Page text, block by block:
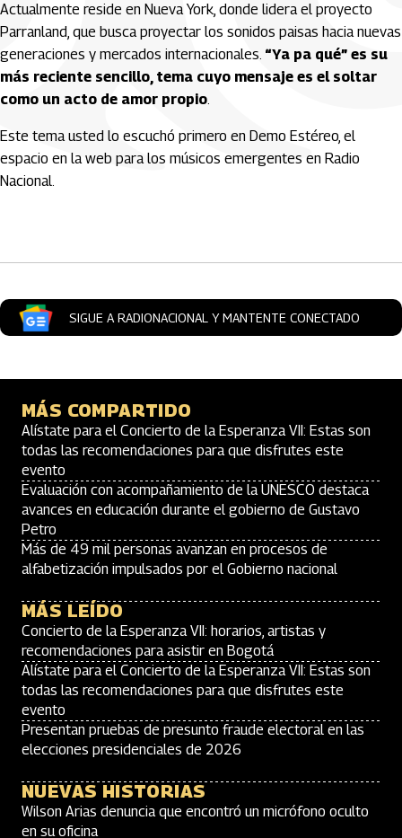
Actualmente reside en Nueva York, donde lidera el proyecto
Parranland, que busca proyectar los sonidos paisas hacia nuevas
generaciones y mercados internacionales. “Ya pa qué” es su
más reciente sencillo, tema cuyo mensaje es el soltar
como un acto de amor propio.
Este tema usted lo escuchó primero en Demo Estéreo, el
espacio en la web para los músicos emergentes en Radio
Nacional.
SIGUE A RADIONACIONAL Y MANTENTE CONECTADO
MÁS COMPARTIDO
Alístate para el Concierto de la Esperanza VII: Estas son
todas las recomendaciones para que disfrutes este
evento
Evaluación con acompañamiento de la UNESCO destaca
avances en educación durante el gobierno de Gustavo
Petro
Más de 49 mil personas avanzan en procesos de
alfabetización impulsados por el Gobierno nacional
MÁS LEÍDO
Concierto de la Esperanza VII: horarios, artistas y
recomendaciones para asistir en Bogotá
Alístate para el Concierto de la Esperanza VII: Estas son
todas las recomendaciones para que disfrutes este
evento
Presentan pruebas de presunto fraude electoral en las
elecciones presidenciales de 2026
NUEVAS HISTORIAS
Wilson Arias denuncia que encontró un micrófono oculto
en su oficina